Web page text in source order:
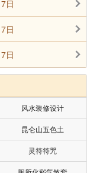
日
日
日
风水装修设计
昆仑山五色土
灵符符咒